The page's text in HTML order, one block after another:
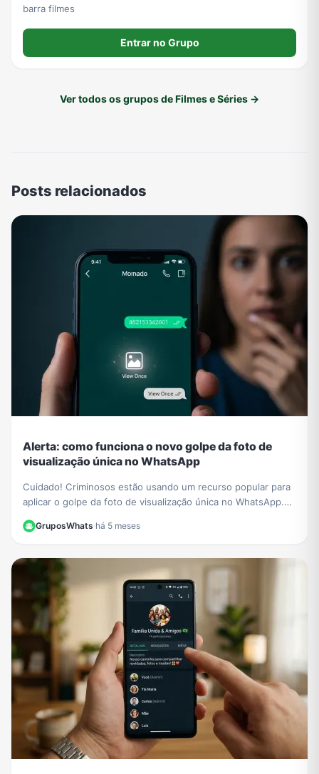
barra filmes
Entrar no Grupo
Ver todos os grupos de Filmes e Séries →
Posts relacionados
Alerta: como funciona o novo golpe da foto de
visualização única no WhatsApp
Cuidado! Criminosos estão usando um recurso popular para
aplicar o golpe da foto de visualização única no WhatsApp.
Saiba como funciona e proteja-se.
GruposWhats·há 5 meses